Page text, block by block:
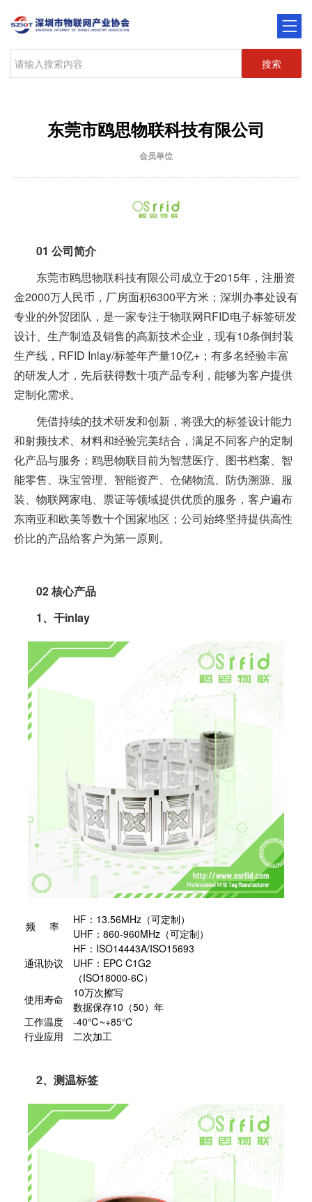
搜索
东莞市鸥思物联科技有限公司
会员单位
01 公司简介
东莞市鸥思物联科技有限公司成立于2015年，注册资
金2000万人民币，厂房面积6300平方米；深圳办事处设有
专业的外贸团队，是一家专注于物联网RFID电子标签研发
设计、生产制造及销售的高新技术企业，现有10条倒封装
生产线，RFID Inlay/标签年产量10亿+；有多名经验丰富
的研发人才，先后获得数十项产品专利，能够为客户提供
定制化需求。
凭借持续的技术研发和创新，将强大的标签设计能力
和射频技术、材料和经验完美结合，满足不同客户的定制
化产品与服务；鸥思物联目前为智慧医疗、图书档案、智
能零售、珠宝管理、智能资产、仓储物流、防伪溯源、服
装、物联网家电、票证等领域提供优质的服务，客户遍布
东南亚和欧美等数十个国家地区；公司始终坚持提供高性
价比的产品给客户为第一原则。
02核心产品
1、干inlay
频 率
HF：13.56MHz（可定制）
UHF：860-960MHz（可定制）
通讯协议
HF：ISO14443A/ISO15693
UHF：EPC C1G2
（ISO18000-6C）
使用寿命
10万次擦写
数据保存10（50）年
工作温度
-40℃~+85℃
行业应用
二次加工
2、测温标签